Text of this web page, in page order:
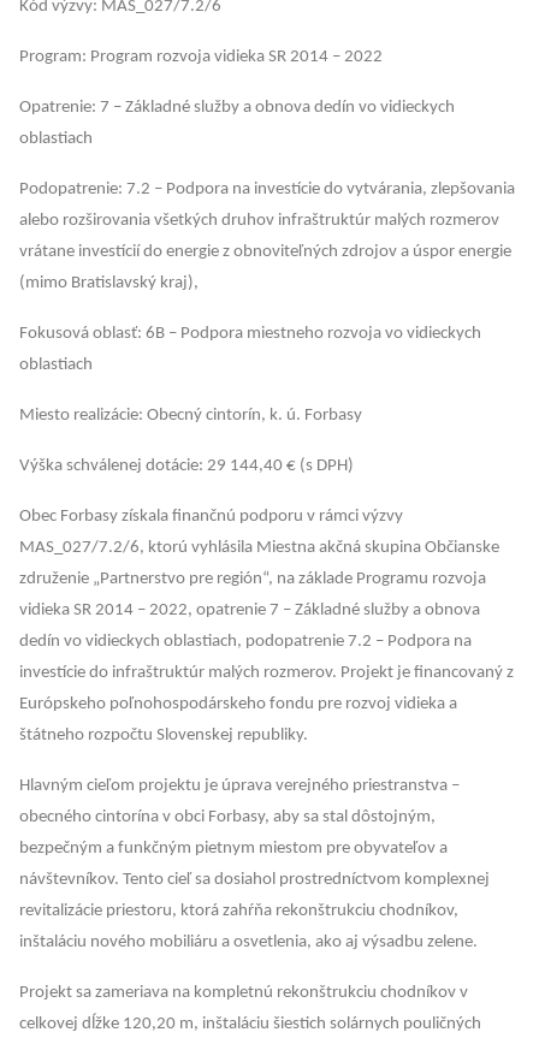
Kód výzvy: MAS_027/7.2/6
Program: Program rozvoja vidieka SR 2014 – 2022
Opatrenie: 7 – Základné služby a obnova dedín vo vidieckych
oblastiach
Podopatrenie: 7.2 – Podpora na investície do vytvárania, zlepšovania
alebo rozširovania všetkých druhov infraštruktúr malých rozmerov
vrátane investícií do energie z obnoviteľných zdrojov a úspor energie
(mimo Bratislavský kraj),
Fokusová oblasť: 6B – Podpora miestneho rozvoja vo vidieckych
oblastiach
Miesto realizácie: Obecný cintorín, k. ú. Forbasy
Výška schválenej dotácie: 29 144,40 € (s DPH)
Obec Forbasy získala finančnú podporu v rámci výzvy
MAS_027/7.2/6, ktorú vyhlásila Miestna akčná skupina Občianske
združenie „Partnerstvo pre región“, na základe Programu rozvoja
vidieka SR 2014 – 2022, opatrenie 7 – Základné služby a obnova
dedín vo vidieckych oblastiach, podopatrenie 7.2 – Podpora na
investície do infraštruktúr malých rozmerov. Projekt je financovaný z
Európskeho poľnohospodárskeho fondu pre rozvoj vidieka a
štátneho rozpočtu Slovenskej republiky.
Hlavným cieľom projektu je úprava verejného priestranstva –
obecného cintorína v obci Forbasy, aby sa stal dôstojným,
bezpečným a funkčným pietnym miestom pre obyvateľov a
návštevníkov. Tento cieľ sa dosiahol prostredníctvom komplexnej
revitalizácie priestoru, ktorá zahŕňa rekonštrukciu chodníkov,
inštaláciu nového mobiliáru a osvetlenia, ako aj výsadbu zelene.
Projekt sa zameriava na kompletnú rekonštrukciu chodníkov v
celkovej dĺžke 120,20 m, inštaláciu šiestich solárnych pouličných